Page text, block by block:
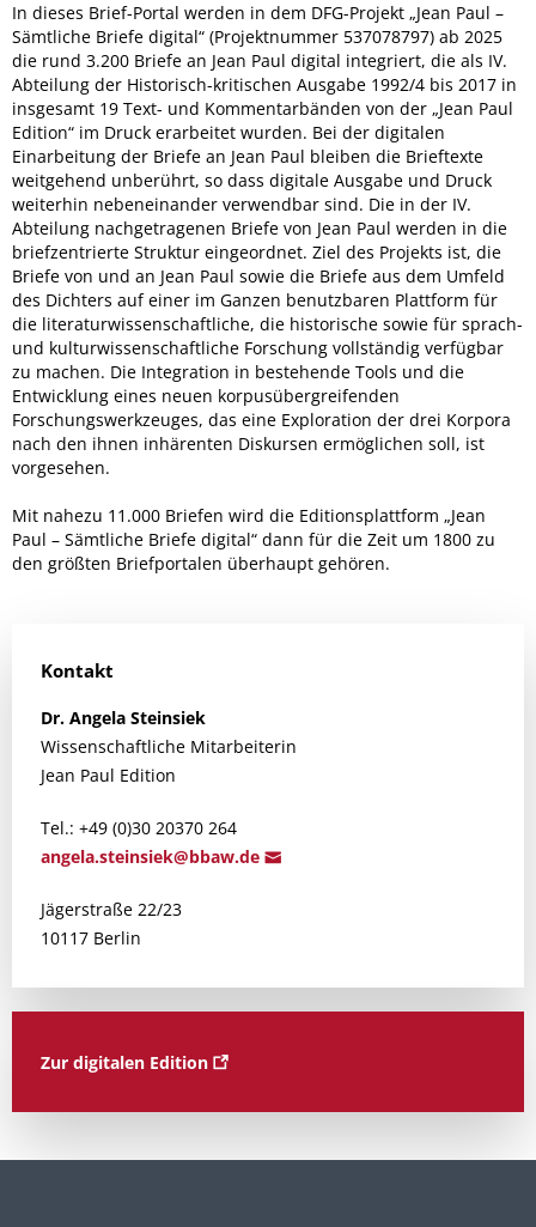
In dieses Brief-Portal werden in dem DFG-Projekt „Jean Paul –
Sämtliche Briefe digital“ (Projektnummer 537078797) ab 2025
die rund 3.200 Briefe an Jean Paul digital integriert, die als IV.
Abteilung der Historisch-kritischen Ausgabe 1992/4 bis 2017 in
insgesamt 19 Text- und Kommentarbänden von der „Jean Paul
Edition“ im Druck erarbeitet wurden. Bei der digitalen
Einarbeitung der Briefe an Jean Paul bleiben die Brieftexte
weitgehend unberührt, so dass digitale Ausgabe und Druck
weiterhin nebeneinander verwendbar sind. Die in der IV.
Abteilung nachgetragenen Briefe von Jean Paul werden in die
briefzentrierte Struktur eingeordnet. Ziel des Projekts ist, die
Briefe von und an Jean Paul sowie die Briefe aus dem Umfeld
des Dichters auf einer im Ganzen benutzbaren Plattform für
die literaturwissenschaftliche, die historische sowie für sprach-
und kulturwissenschaftliche Forschung vollständig verfügbar
zu machen. Die Integration in bestehende Tools und die
Entwicklung eines neuen korpusübergreifenden
Forschungswerkzeuges, das eine Exploration der drei Korpora
nach den ihnen inhärenten Diskursen ermöglichen soll, ist
vorgesehen.
Mit nahezu 11.000 Briefen wird die Editionsplattform „Jean
Paul – Sämtliche Briefe digital“ dann für die Zeit um 1800 zu
den größten Briefportalen überhaupt gehören.
Kontakt
Dr. Angela Steinsiek
Wissenschaftliche Mitarbeiterin
Jean Paul Edition
Tel.: +49 (0)30 20370 264
angela.steinsiek@bbaw.de
Jägerstraße 22/23
10117 Berlin
Zur digitalen Edition